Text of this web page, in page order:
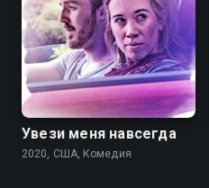
Увези меня навсегда
2020, США, Комедия